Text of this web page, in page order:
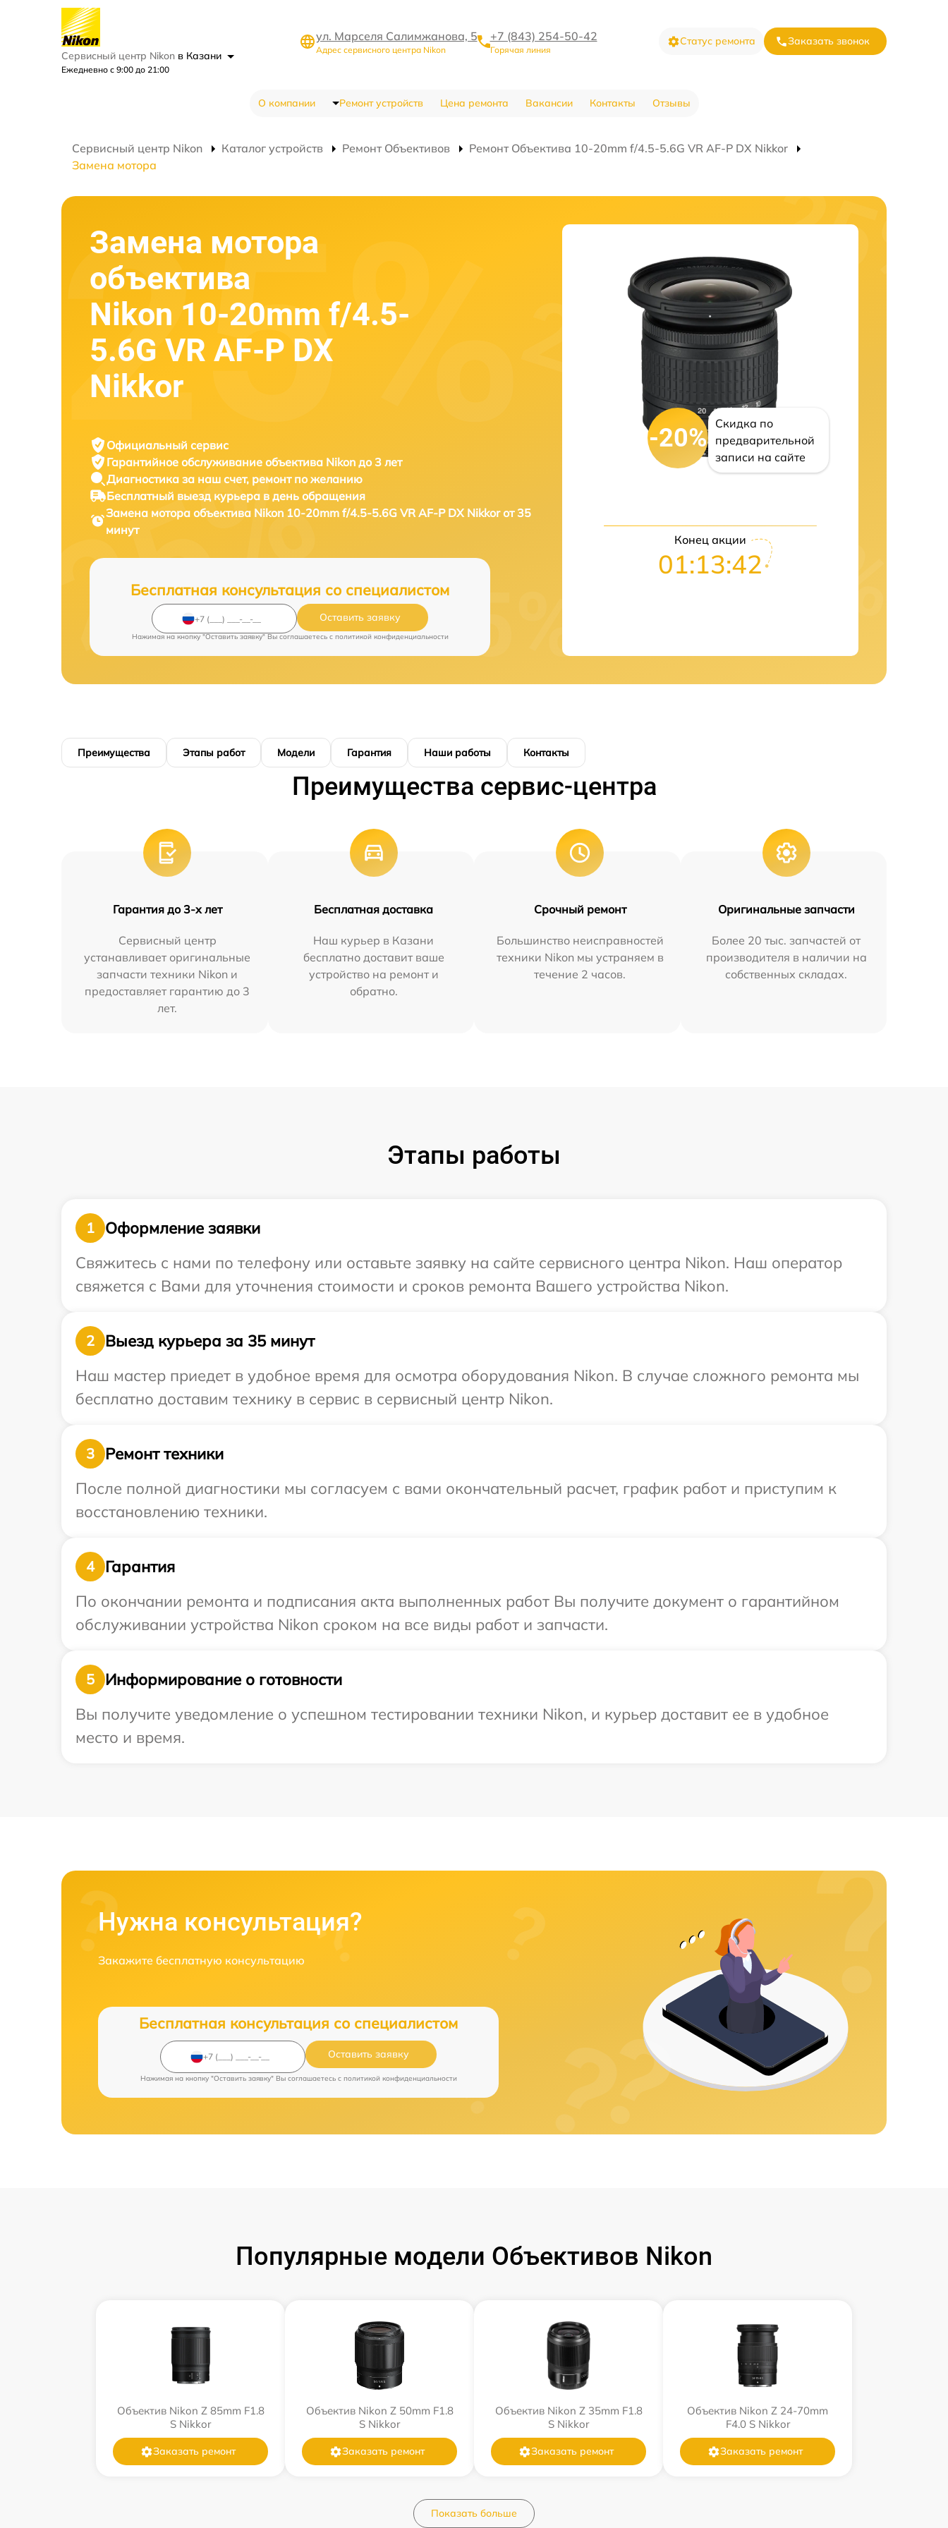
Сервисный центр Nikon в Казани
Ежедневно с 9:00 до 21:00
ул. Марселя Салимжанова, 5
Адрес сервисного центра Nikon
+7 (843) 254-50-42
Горячая линия
Статус ремонта Заказать звонок
О компании Ремонт устройств Цена ремонта Вакансии Контакты Отзывы
Сервисный центр Nikon Каталог устройств Ремонт Объективов
Ремонт Объектива 10-20mm f/4.5-5.6G VR AF-P DX Nikkor
Замена мотора
Замена мотора
объектива
Nikon 10-20mm f/4.5-
5.6G VR AF-P DX
Nikkor
Официальный сервис
Гарантийное обслуживание объектива Nikon до 3 лет
Диагностика за наш счет, ремонт по желанию
Бесплатный выезд курьера в день обращения
Замена мотора объектива Nikon 10-20mm f/4.5-5.6G VR AF-P DX Nikkor от 35
минут
Бесплатная консультация со специалистом
Оставить заявку
Нажимая на кнопку "Оставить заявку" Вы соглашаетесь c политикой конфиденциальности
-20%
Скидка по
предварительной
записи на сайте
Конец акции
01:13:41
Преимущества Этапы работ Модели Гарантия Наши работы Контакты
Преимущества сервис-центра
Гарантия до 3-х лет
Сервисный центр
устанавливает оригинальные
запчасти техники Nikon и
предоставляет гарантию до 3
лет.
Бесплатная доставка
Наш курьер в Казани
бесплатно доставит ваше
устройство на ремонт и
обратно.
Срочный ремонт
Большинство неисправностей
техники Nikon мы устраняем в
течение 2 часов.
Оригинальные запчасти
Более 20 тыс. запчастей от
производителя в наличии на
собственных складах.
Этапы работы
1
Оформление заявки
Свяжитесь с нами по телефону или оставьте заявку на сайте сервисного центра Nikon. Наш оператор
свяжется с Вами для уточнения стоимости и сроков ремонта Вашего устройства Nikon.
2
Выезд курьера за 35 минут
Наш мастер приедет в удобное время для осмотра оборудования Nikon. В случае сложного ремонта мы
бесплатно доставим технику в сервис в сервисный центр Nikon.
3
Ремонт техники
После полной диагностики мы согласуем с вами окончательный расчет, график работ и приступим к
восстановлению техники.
4
Гарантия
По окончании ремонта и подписания акта выполненных работ Вы получите документ о гарантийном
обслуживании устройства Nikon сроком на все виды работ и запчасти.
5
Информирование о готовности
Вы получите уведомление о успешном тестировании техники Nikon, и курьер доставит ее в удобное
место и время.
Нужна консультация?
Закажите бесплатную консультацию
Бесплатная консультация со специалистом
Оставить заявку
Нажимая на кнопку "Оставить заявку" Вы соглашаетесь c политикой конфиденциальности
Популярные модели Объективов Nikon
Объектив Nikon Z 85mm F1.8
S Nikkor
Заказать ремонт
Объектив Nikon Z 50mm F1.8
S Nikkor
Заказать ремонт
Объектив Nikon Z 35mm F1.8
S Nikkor
Заказать ремонт
Объектив Nikon Z 24-70mm
F4.0 S Nikkor
Заказать ремонт
Показать больше